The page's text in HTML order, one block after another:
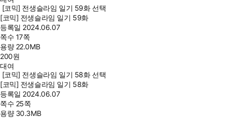
[코믹] 전생슬라임 일기 59화 선택
[코믹] 전생슬라임 일기 59화
등록일 2024.06.07
쪽수 17쪽
용량 22.0MB
200원
대여
[코믹] 전생슬라임 일기 58화 선택
[코믹] 전생슬라임 일기 58화
등록일 2024.06.07
쪽수 25쪽
용량 30.3MB